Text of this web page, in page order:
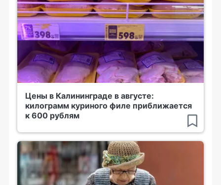
Цены в Калининграде в августе:
килограмм куриного филе приближается
к 600 рублям